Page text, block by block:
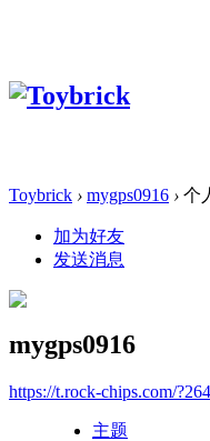
Toybrick › mygps0916 › 个
加为好友
发送消息
mygps0916
https://t.rock-chips.com/
主题